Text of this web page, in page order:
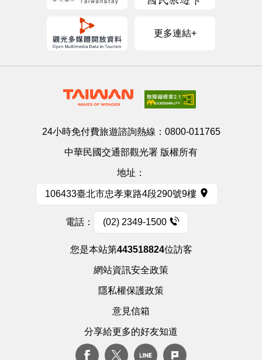
更多連結+
24小時免付費旅遊諮詢熱線： 0800-011765
中華民國交通部觀光署 版權所有
地址：
106433臺北市忠孝東路4段290號9樓
電話： (02) 2349-1500
您是本站第443518824位訪客
網站資訊安全政策
隱私權保護政策
意見信箱
分享給更多的好友知道